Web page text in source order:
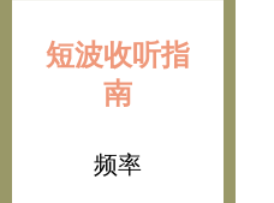
短波收听指
南
频率